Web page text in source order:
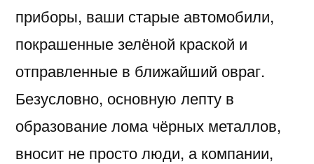
приборы, ваши старые автомобили,
покрашенные зелёной краской и
отправленные в ближайший овраг.
Безусловно, основную лепту в
образование лома чёрных металлов,
вносит не просто люди, а компании,